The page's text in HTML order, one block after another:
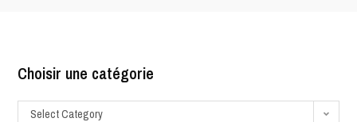
Choisir une catégorie
Select Category